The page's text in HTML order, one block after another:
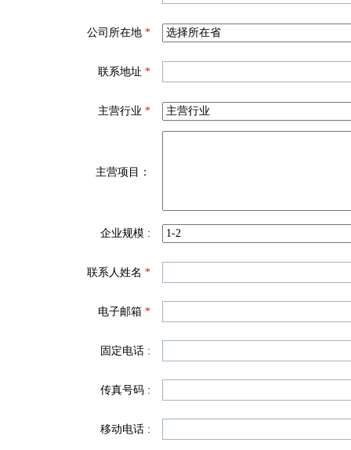
公司所在地 *
联系地址 *
主营行业 *
主营项目：
企业规模 :
联系人姓名 *
电子邮箱 *
固定电话 :
传真号码 :
移动电话 :